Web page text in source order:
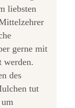
liebsten
gerne mit
werden.
des
tut